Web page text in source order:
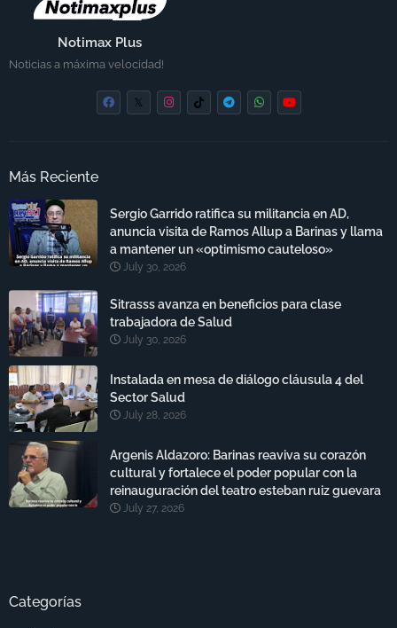
Notimax Plus
Noticias a máxima velocidad!
Más Reciente
Sergio Garrido ratifica su militancia en AD,
anuncia visita de Ramos Allup a Barinas y llama
a mantener un «optimismo cauteloso»
July 30, 2026
Sitrasss avanza en beneficios para clase
trabajadora de Salud
July 30, 2026
Instalada en mesa de diálogo cláusula 4 del
Sector Salud
July 28, 2026
Argenis Aldazoro: Barinas reaviva su corazón
cultural y fortalece el poder popular con la
reinauguración del teatro esteban ruiz guevara
July 27, 2026
Categorías